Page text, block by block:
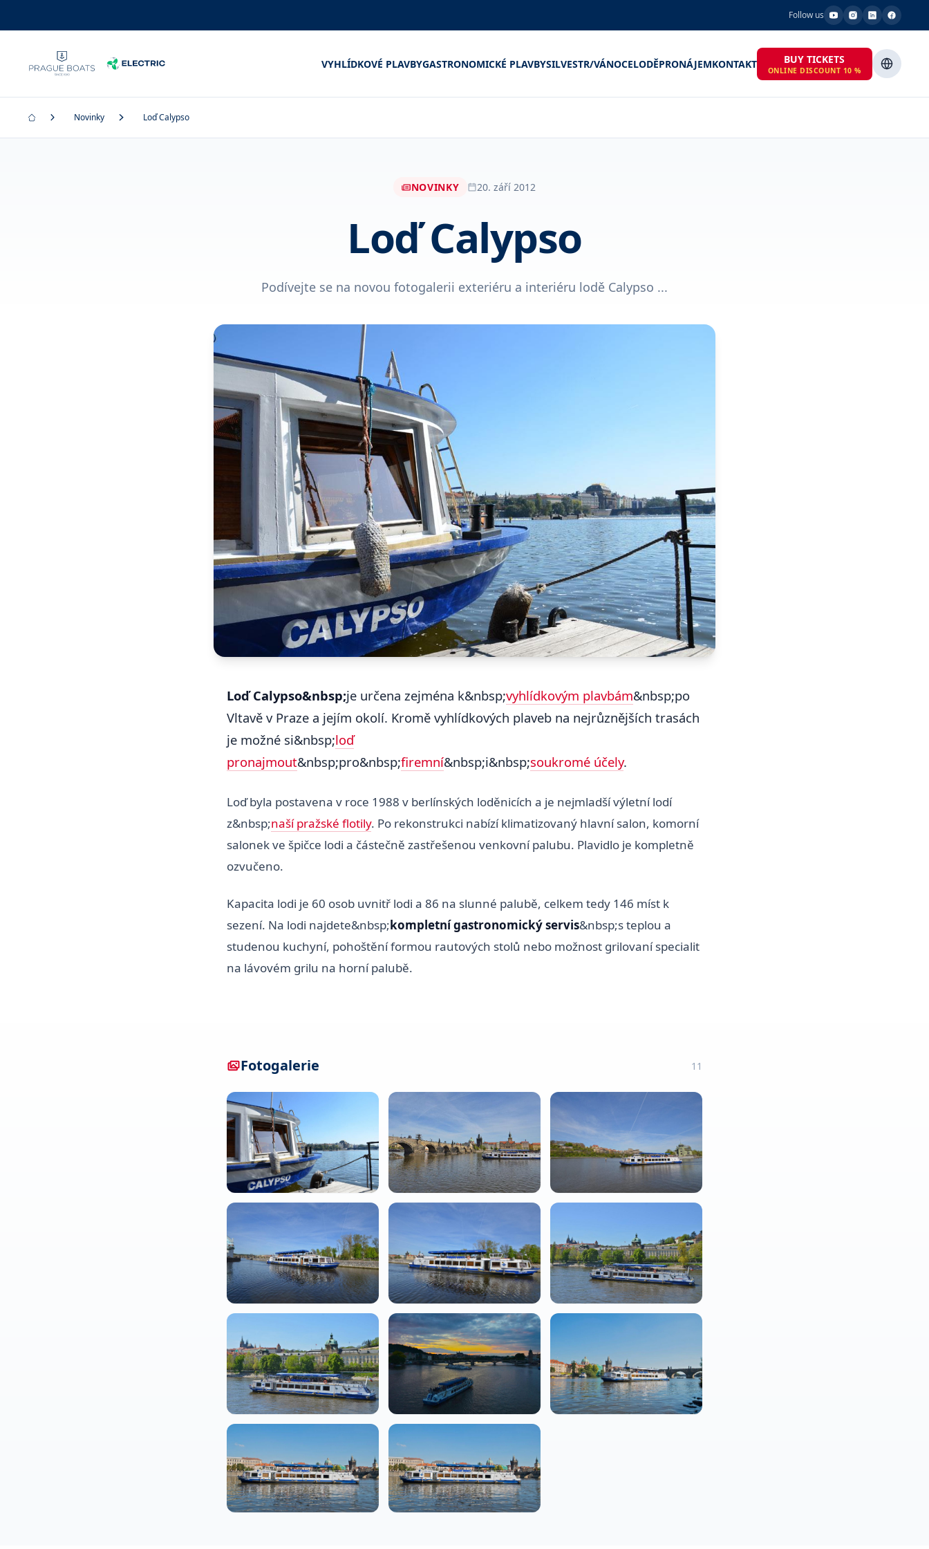
Follow us
VYHLÍDKOVÉ PLAVBYGASTRONOMICKÉ PLAVBYSILVESTR/VÁNOCELODĚPRONÁJEMKONTAKT BUY TICKETS
ONLINE DISCOUNT 10 %
Novinky Loď Calypso
NOVINKY 20. září 2012
Loď Calypso
Podívejte se na novou fotogalerii exteriéru a interiéru lodě Calypso ...
Loď Calypso&nbsp;je určena zejména k&nbsp;vyhlídkovým plavbám&nbsp;po
Vltavě v Praze a jejím okolí. Kromě vyhlídkových plaveb na nejrůznějších trasách
je možné si&nbsp;loď
pronajmout&nbsp;pro&nbsp;firemní&nbsp;i&nbsp;soukromé účely.
Loď byla postavena v roce 1988 v berlínských loděnicích a je nejmladší výletní lodí
z&nbsp;naší pražské flotily. Po rekonstrukci nabízí klimatizovaný hlavní salon, komorní
salonek ve špičce lodi a částečně zastřešenou venkovní palubu. Plavidlo je kompletně
ozvučeno.
Kapacita lodi je 60 osob uvnitř lodi a 86 na slunné palubě, celkem tedy 146 míst k
sezení. Na lodi najdete&nbsp;kompletní gastronomický servis&nbsp;s teplou a
studenou kuchyní, pohoštění formou rautových stolů nebo možnost grilovaní specialit
na lávovém grilu na horní palubě.
Fotogalerie 11